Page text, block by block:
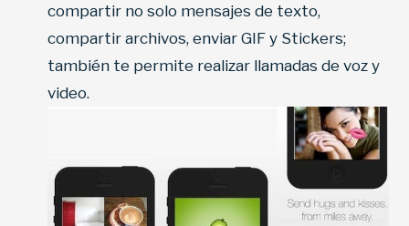
compartir no solo mensajes de texto,
compartir archivos, enviar GIF y Stickers;
también te permite realizar llamadas de voz y
video.